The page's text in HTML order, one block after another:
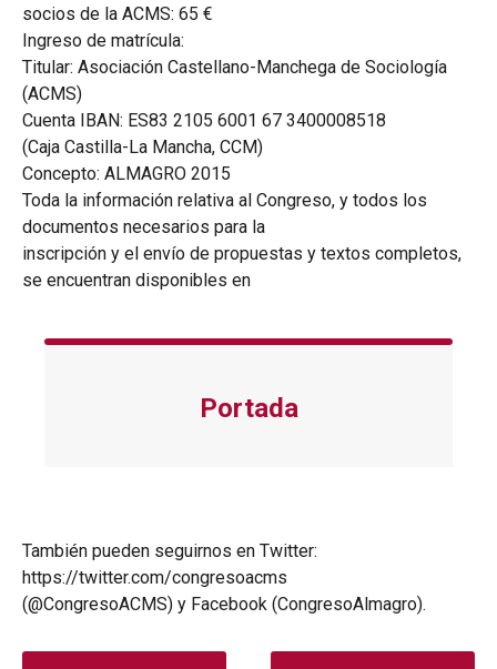
socios de la ACMS: 65 €
Ingreso de matrícula:
Titular: Asociación Castellano-Manchega de Sociología
(ACMS)
Cuenta IBAN: ES83 2105 6001 67 3400008518
(Caja Castilla-La Mancha, CCM)
Concepto: ALMAGRO 2015
Toda la información relativa al Congreso, y todos los
documentos necesarios para la
inscripción y el envío de propuestas y textos completos,
se encuentran disponibles en
Portada
También pueden seguirnos en Twitter:
https://twitter.com/congresoacms
(@CongresoACMS) y Facebook (CongresoAlmagro).